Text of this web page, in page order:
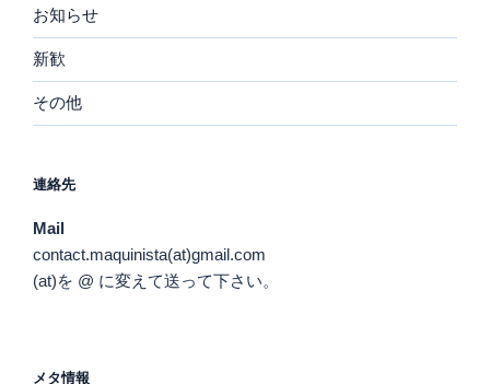
お知らせ
新歓
その他
連絡先
Mail
contact.maquinista(at)gmail.com
(at)を @ に変えて送って下さい。
メタ情報